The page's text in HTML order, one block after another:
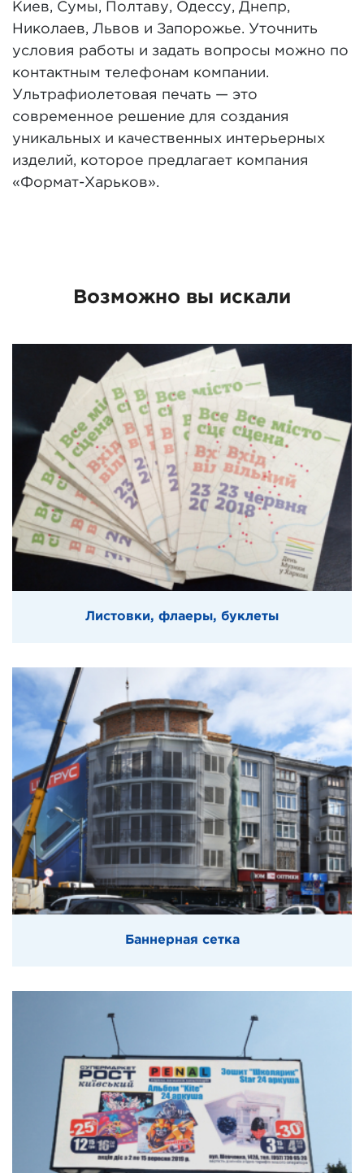
Киев, Сумы, Полтаву, Одессу, Днепр,
Николаев, Львов и Запорожье. Уточнить
условия работы и задать вопросы можно по
контактным телефонам компании.
Ультрафиолетовая печать — это
современное решение для создания
уникальных и качественных интерьерных
изделий, которое предлагает компания
«Формат-Харьков».
Возможно вы искали
Листовки, флаеры, буклеты
Баннерная сетка